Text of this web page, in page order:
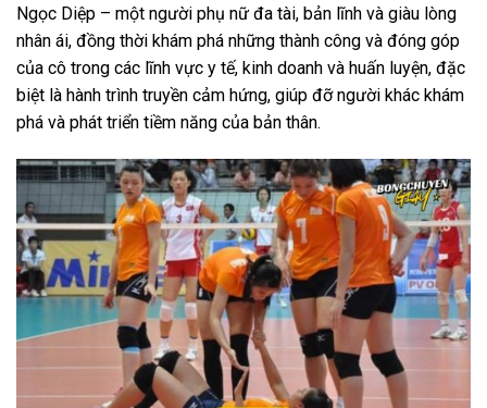
Ngọc Diệp – một người phụ nữ đa tài, bản lĩnh và giàu lòng
nhân ái, đồng thời khám phá những thành công và đóng góp
của cô trong các lĩnh vực y tế, kinh doanh và huấn luyện, đặc
biệt là hành trình truyền cảm hứng, giúp đỡ người khác khám
phá và phát triển tiềm năng của bản thân.